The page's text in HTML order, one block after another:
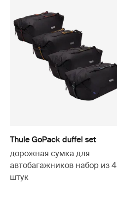
Thule GoPack duffel set
дорожная сумка для
автобагажников набор из 4
штук